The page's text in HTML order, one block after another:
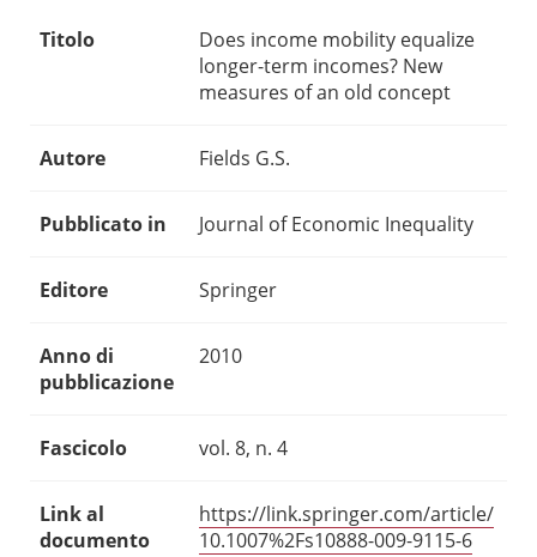
Titolo
Does income mobility equalize
longer-term incomes? New
measures of an old concept
Autore Fields G.S.
Pubblicato in Journal of Economic Inequality
Editore Springer
Anno di
pubblicazione
2010
Fascicolo vol. 8, n. 4
Link al
documento
https://link.springer.com/article/
10.1007%2Fs10888-009-9115-6